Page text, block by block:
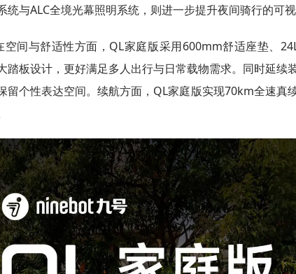
统与ALC全境光幕照明系统，则进一步提升夜间骑行的可视
空间与舒适性方面，QL家庭版采用600mm舒适座垫、
踏板设计，更好满足多人出行与日常载物需求。同时延续
留个性表达空间。续航方面，QL家庭版实现70km全速真